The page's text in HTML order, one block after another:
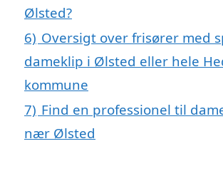
Ølsted?
6) Oversigt over frisører med
dameklip i Ølsted eller hele
kommune
7) Find en professionel til
nær Ølsted